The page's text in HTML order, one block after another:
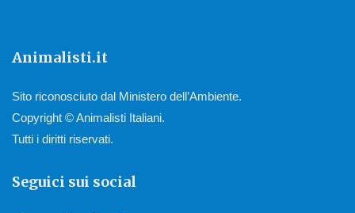
Animalisti.it
Sito riconosciuto dal Ministero dell’Ambiente.
Copyright © Animalisti Italiani.
Tutti i diritti riservati.
Seguici sui social